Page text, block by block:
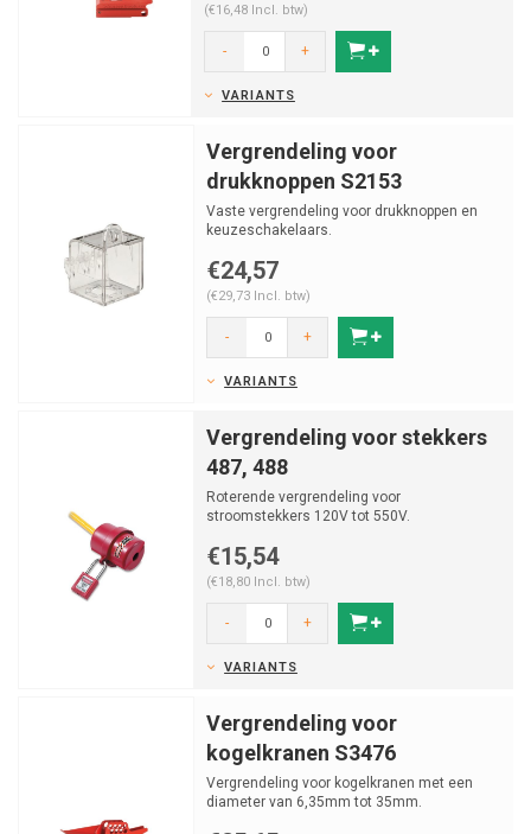
(€16,48 Incl. btw)
- +
VARIANTS
Vergrendeling voor
drukknoppen S2153
Vaste vergrendeling voor drukknoppen en
keuzeschakelaars.
€24,57
(€29,73 Incl. btw)
- +
VARIANTS
Vergrendeling voor stekkers
487, 488
Roterende vergrendeling voor
stroomstekkers 120V tot 550V.
€15,54
(€18,80 Incl. btw)
- +
VARIANTS
Vergrendeling voor
kogelkranen S3476
Vergrendeling voor kogelkranen met een
diameter van 6,35mm tot 35mm.